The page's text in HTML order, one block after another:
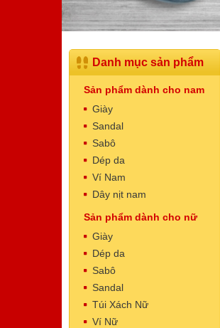
Danh mục sản phẩm
Sản phẩm dành cho nam
Giày
Sandal
Sabô
Dép da
Ví Nam
Dây nịt nam
Sản phẩm dành cho nữ
Giày
Dép da
Sabô
Sandal
Túi Xách Nữ
Ví Nữ
Mã sản phẩm: NT5003